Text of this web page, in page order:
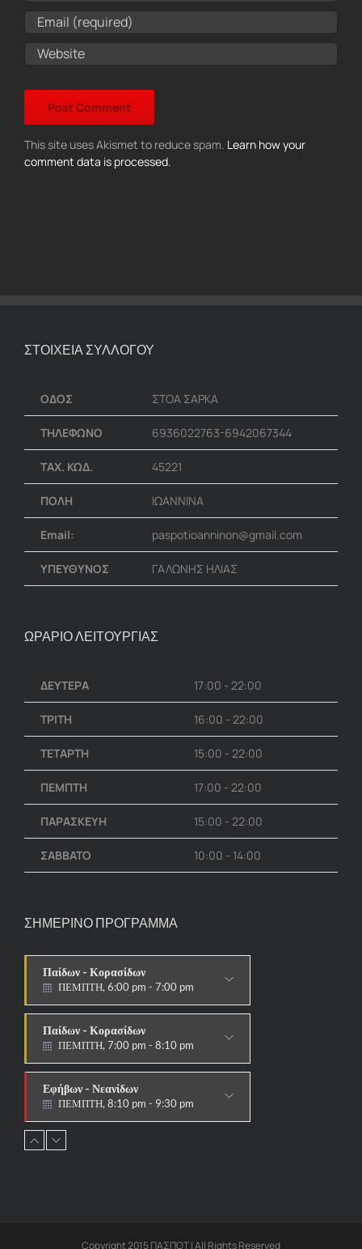
This site uses Akismet to reduce spam. Learn how your
comment data is processed.
ΣΤΟΙΧΕΙΑ ΣΥΛΛΟΓΟΥ
ΟΔΟΣ ΣΤΟΑ ΣΑΡΚΑ
ΤΗΛΕΦΩΝΟ 6936022763-6942067344
ΤΑΧ. ΚΩΔ. 45221
ΠΟΛΗ ΙΩΑΝΝΙΝΑ
Email: paspotioanninon@gmail.com
ΥΠΕΥΘΥΝΟΣ ΓΑΛΩΝΗΣ ΗΛΙΑΣ
ΩΡΑΡΙΟ ΛΕΙΤΟΥΡΓΙΑΣ
ΔΕΥΤΕΡΑ 17:00 - 22:00
ΤΡΙΤΗ 16:00 - 22:00
ΤΕΤΑΡΤΗ 15:00 - 22:00
ΠΕΜΠΤΗ 17:00 - 22:00
ΠΑΡΑΣΚΕΥΗ 15:00 - 22:00
ΣΑΒΒΑΤΟ 10:00 - 14:00
ΣΗΜΕΡΙΝΟ ΠΡΟΓΡΑΜΜΑ
Παίδων - Κορασίδων
ΠΕΜΠΤΗ, 6:00 pm - 7:00 pm
Παίδων - Κορασίδων
ΠΕΜΠΤΗ, 7:00 pm - 8:10 pm
Εφήβων - Νεανίδων
ΠΕΜΠΤΗ, 8:10 pm - 9:30 pm
ΑΥΤΟΑΜΥΝΑ
Ανδρών - Γυναικών
Copyright 2015 ΠΑΣΠΟΤ | All Rights Reserved